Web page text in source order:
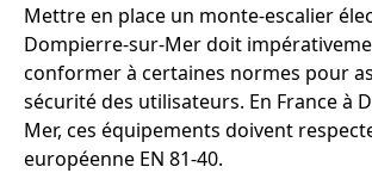
Mettre en place un monte-escalier
Dompierre-sur-Mer doit
conformer à certaines normes pour
sécurité des utilisateurs. En France à
Mer, ces équipements doivent
européenne EN 81-40.